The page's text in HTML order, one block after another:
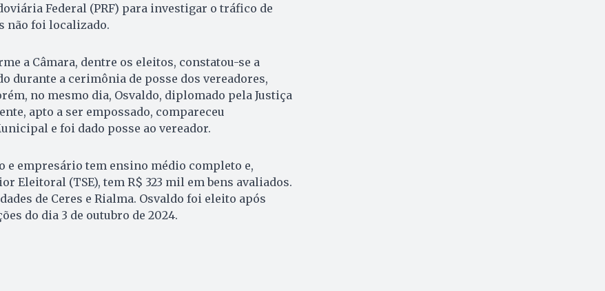
Federal (PRF) para investigar o tráfico de
não foi localizado.
a Câmara, dentre os eleitos, constatou-se a
durante a cerimônia de posse dos vereadores,
no mesmo dia, Osvaldo, diplomado pela Justiça
apto a ser empossado, compareceu
e foi dado posse ao vereador.
e empresário tem ensino médio completo e,
Eleitoral (TSE), tem R$ 323 mil em bens avaliados.
de Ceres e Rialma. Osvaldo foi eleito após
do dia 3 de outubro de 2024.